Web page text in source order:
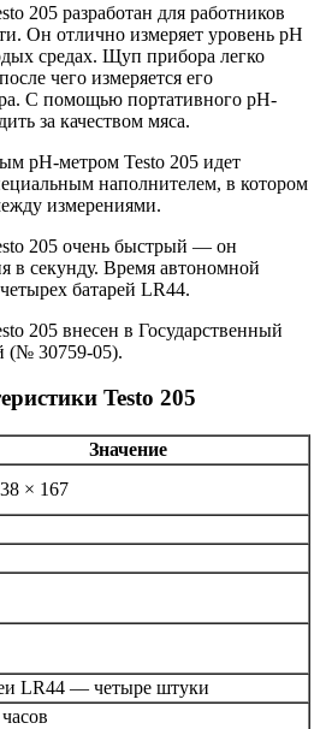
205 разработан для работников
Он отлично измеряет уровень pH
средах. Щуп прибора легко
чего измеряется его
С помощью портативного pH-
за качеством мяса.
pH-метром Testo 205 идет
наполнителем, в котором
измерениями.
205 очень быстрый — он
в секунду. Время автономной
батарей LR44.
205 внесен в Государственный
(№ 30759-05).
Testo 205
Значение
× 167
LR44 — четыре штуки